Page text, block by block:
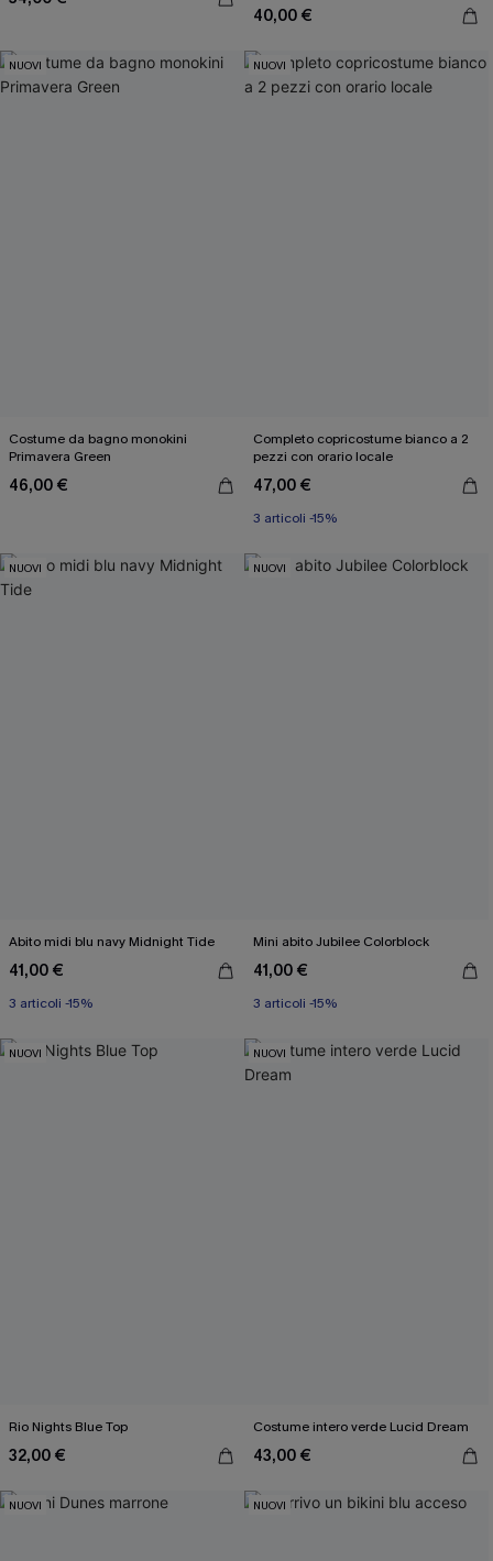
40,00 €
NUOVI
Costume da bagno monokini
Primavera Green
46,00 €
NUOVI
Completo copricostume bianco a 2
pezzi con orario locale
47,00 €
3 articoli -15%
NUOVI
Abito midi blu navy Midnight Tide
41,00 €
3 articoli -15%
NUOVI
Mini abito Jubilee Colorblock
41,00 €
3 articoli -15%
NUOVI
Rio Nights Blue Top
32,00 €
NUOVI
Costume intero verde Lucid Dream
43,00 €
NUOVI NUOVI